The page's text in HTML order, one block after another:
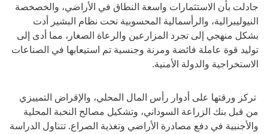
جادلت بأن الاستثمارات واسعة النطاق في الأراضي، والخصخصة
النيوليبرالية، والرأسمالية المحسوبية تحت نظام البشير أدت
بشكل منهجي إلى تجرد المزارعين والرعاة الصغار، مما أدى إلى
توليد قوة عاملة فائضة ومرنة وجنسية تم استيعابها في الصناعات
الاستخراجية والدولة الأمنية.
تركز ورقتها على أدوار رأس المال المحلي، والإقراض التمييزي
من قبل بنك الزراعة السوداني، وتشكيل مصالح النخبة المحلية
والأجنبية في دفع مصادرة الأراضي وتغذية الصراع. تتناول الدراسة